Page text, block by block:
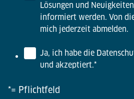
Lösungen und
informiert werden. Von
mich jederzeit abmelden.
Ja, ich habe die
und akzeptiert.*
*= Pflichtfeld